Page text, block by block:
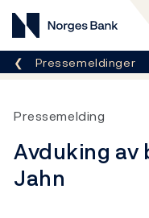
Norges Bank
Her er du nå:
Pressemeldinger
Pressemelding
Avduking av
Jahn